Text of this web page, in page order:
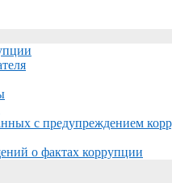
с предупреждением
о фактах коррупции